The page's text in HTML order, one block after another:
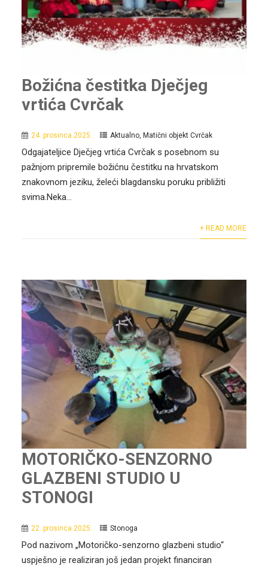
Božićna čestitka Dječjeg
vrtića Cvrčak
24. prosinca 2025. Aktualno, Matični objekt Cvrčak
Odgajateljice Dječjeg vrtića Cvrčak s posebnom su
pažnjom pripremile božićnu čestitku na hrvatskom
znakovnom jeziku, želeći blagdansku poruku približiti
svima.Neka...
+ READ MORE
MOTORIČKO-SENZORNO
GLAZBENI STUDIO U
STONOGI
22. prosinca 2025. Stonoga
Pod nazivom „Motoričko-senzorno glazbeni studio“
uspješno je realiziran još jedan projekt financiran